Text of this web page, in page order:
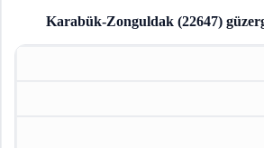
Karabük-Zonguldak (22647)